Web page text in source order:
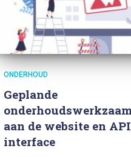
ONDERHOUD
Geplande
aan de website en
interface